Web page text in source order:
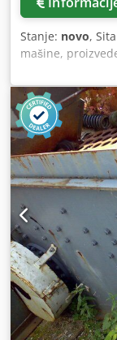
Stanje: novo,
mašine,
u Nemačkoj –
jednom mestu!
rasporeda
habanje! Kratki
Dedpjw Izl Aefx